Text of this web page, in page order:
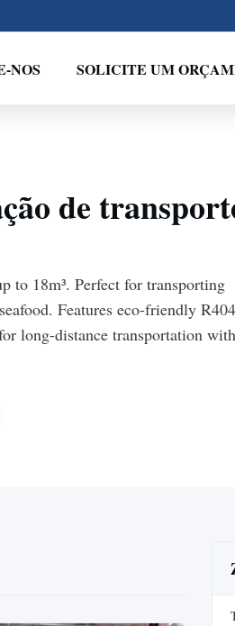
NOS SOLICITE UM
de
to 18m³. Perfect for transporting
Features eco-friendly
long-distance transportation with